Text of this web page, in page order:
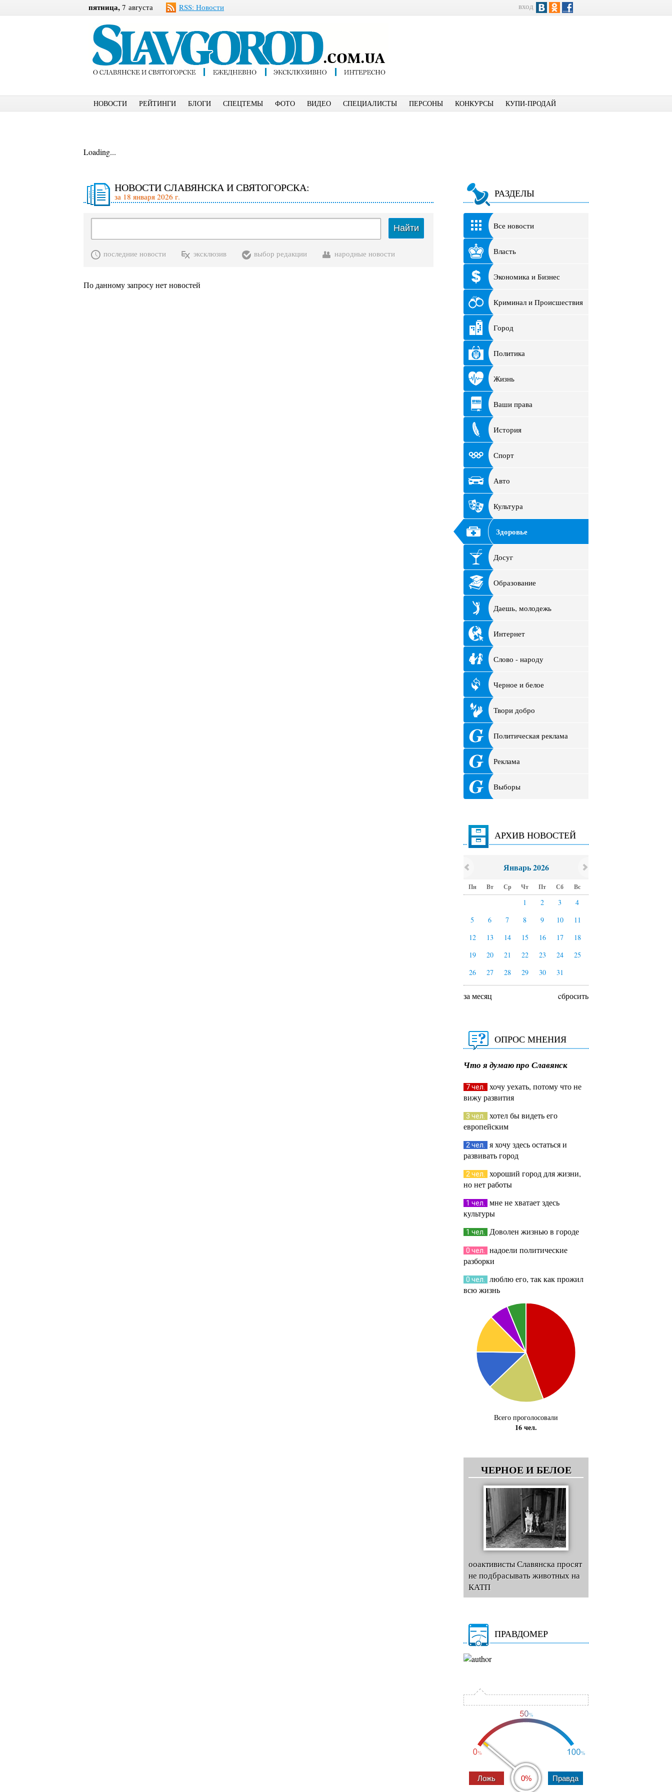
пятница, 7 августа RSS: Новости вход
НОВОСТИ РЕЙТИНГИ БЛОГИ СПЕЦТЕМЫ ФОТО ВИДЕО СПЕЦИАЛИСТЫ ПЕРСОНЫ КОНКУРСЫ КУПИ-ПРОДАЙ
Loading...
НОВОСТИ СЛАВЯНСКА И СВЯТОГОРСКА:
за 18 января 2026 г.
Найти
последние новости эксклюзив выбор редакции народные новости
По данному запросу нет новостей
РАЗДЕЛЫ
Все новости
Власть
Экономика и Бизнес
Криминал и Происшествия
Город
Политика
Жизнь
Ваши права
История
Спорт
Авто
Культура
Здоровье
Досуг
Образование
Даешь, молодежь
Интернет
Слово - народу
Черное и белое
Твори добро
Политическая реклама
Реклама
Выборы
АРХИВ НОВОСТЕЙ
Январь 2026
Пн Вт Ср Чт Пт Сб Вс
1 2 3
4
5
6 7 8 9 10
11
12
13 14 15 16 17
18
19
20 21 22 23 24
25
26
27 28 29 30 31
за месяц cбросить
ОПРОС МНЕНИЯ
Что я думаю про Славянск
7 чел.
хочу уехать, потому что не
вижу развития
3 чел.
хотел бы видеть его
европейским
2 чел.
я хочу здесь остаться и
развивать город
2 чел.
хороший город для жизни,
но нет работы
1 чел.
мне не хватает здесь
культуры
1 чел. Доволен жизнью в городе
0 чел.
надоели политические
разборки
0 чел.
люблю его, так как прожил
всю жизнь
Всего проголосовали
16 чел.
ЧЕРНОЕ И БЕЛОЕ
ооактивисты Славянска просят
не подбрасывать животных на
КАТП
ПРАВДОМЕР
0%